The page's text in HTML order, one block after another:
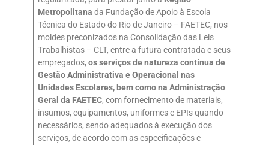
Metropolitana da Fundação de Apoio à Escola
Técnica do Estado do Rio de Janeiro – FAETEC, nos
moldes preconizados na Consolidação das Leis
Trabalhistas – CLT, entre a futura contratada e seus
empregados, os serviços de natureza contínua de
Gestão Administrativa e Operacional nas
Unidades Escolares, bem como na Administração
Geral da FAETEC, com fornecimento de materiais,
insumos, equipamentos, uniformes e EPIs quando
necessários, sendo adequados à execução dos
serviços, de acordo com as especificações e